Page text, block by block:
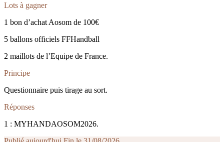
Lots à gagner
1 bon d’achat Aosom de 100€
5 ballons officiels FFHandball
2 maillots de l’Equipe de France.
Principe
Questionnaire puis tirage au sort.
Réponses
1 : MYHANDAOSOM2026.